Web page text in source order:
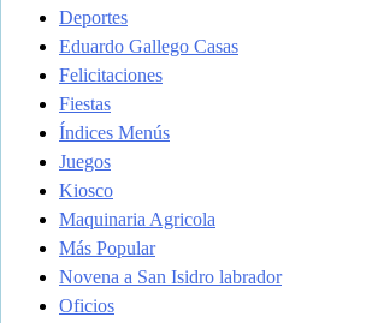
Deportes
Eduardo Gallego Casas
Felicitaciones
Fiestas
Índices Menús
Juegos
Kiosco
Maquinaria Agricola
Más Popular
Novena a San Isidro labrador
Oficios